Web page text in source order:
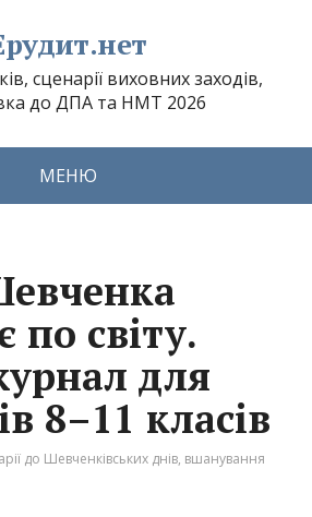
сценарії виховних заходів,
до ДПА та НМТ 2026
МЕНЮ
по світу.
для
8–11 класів
до Шевченківських днів, вшанування